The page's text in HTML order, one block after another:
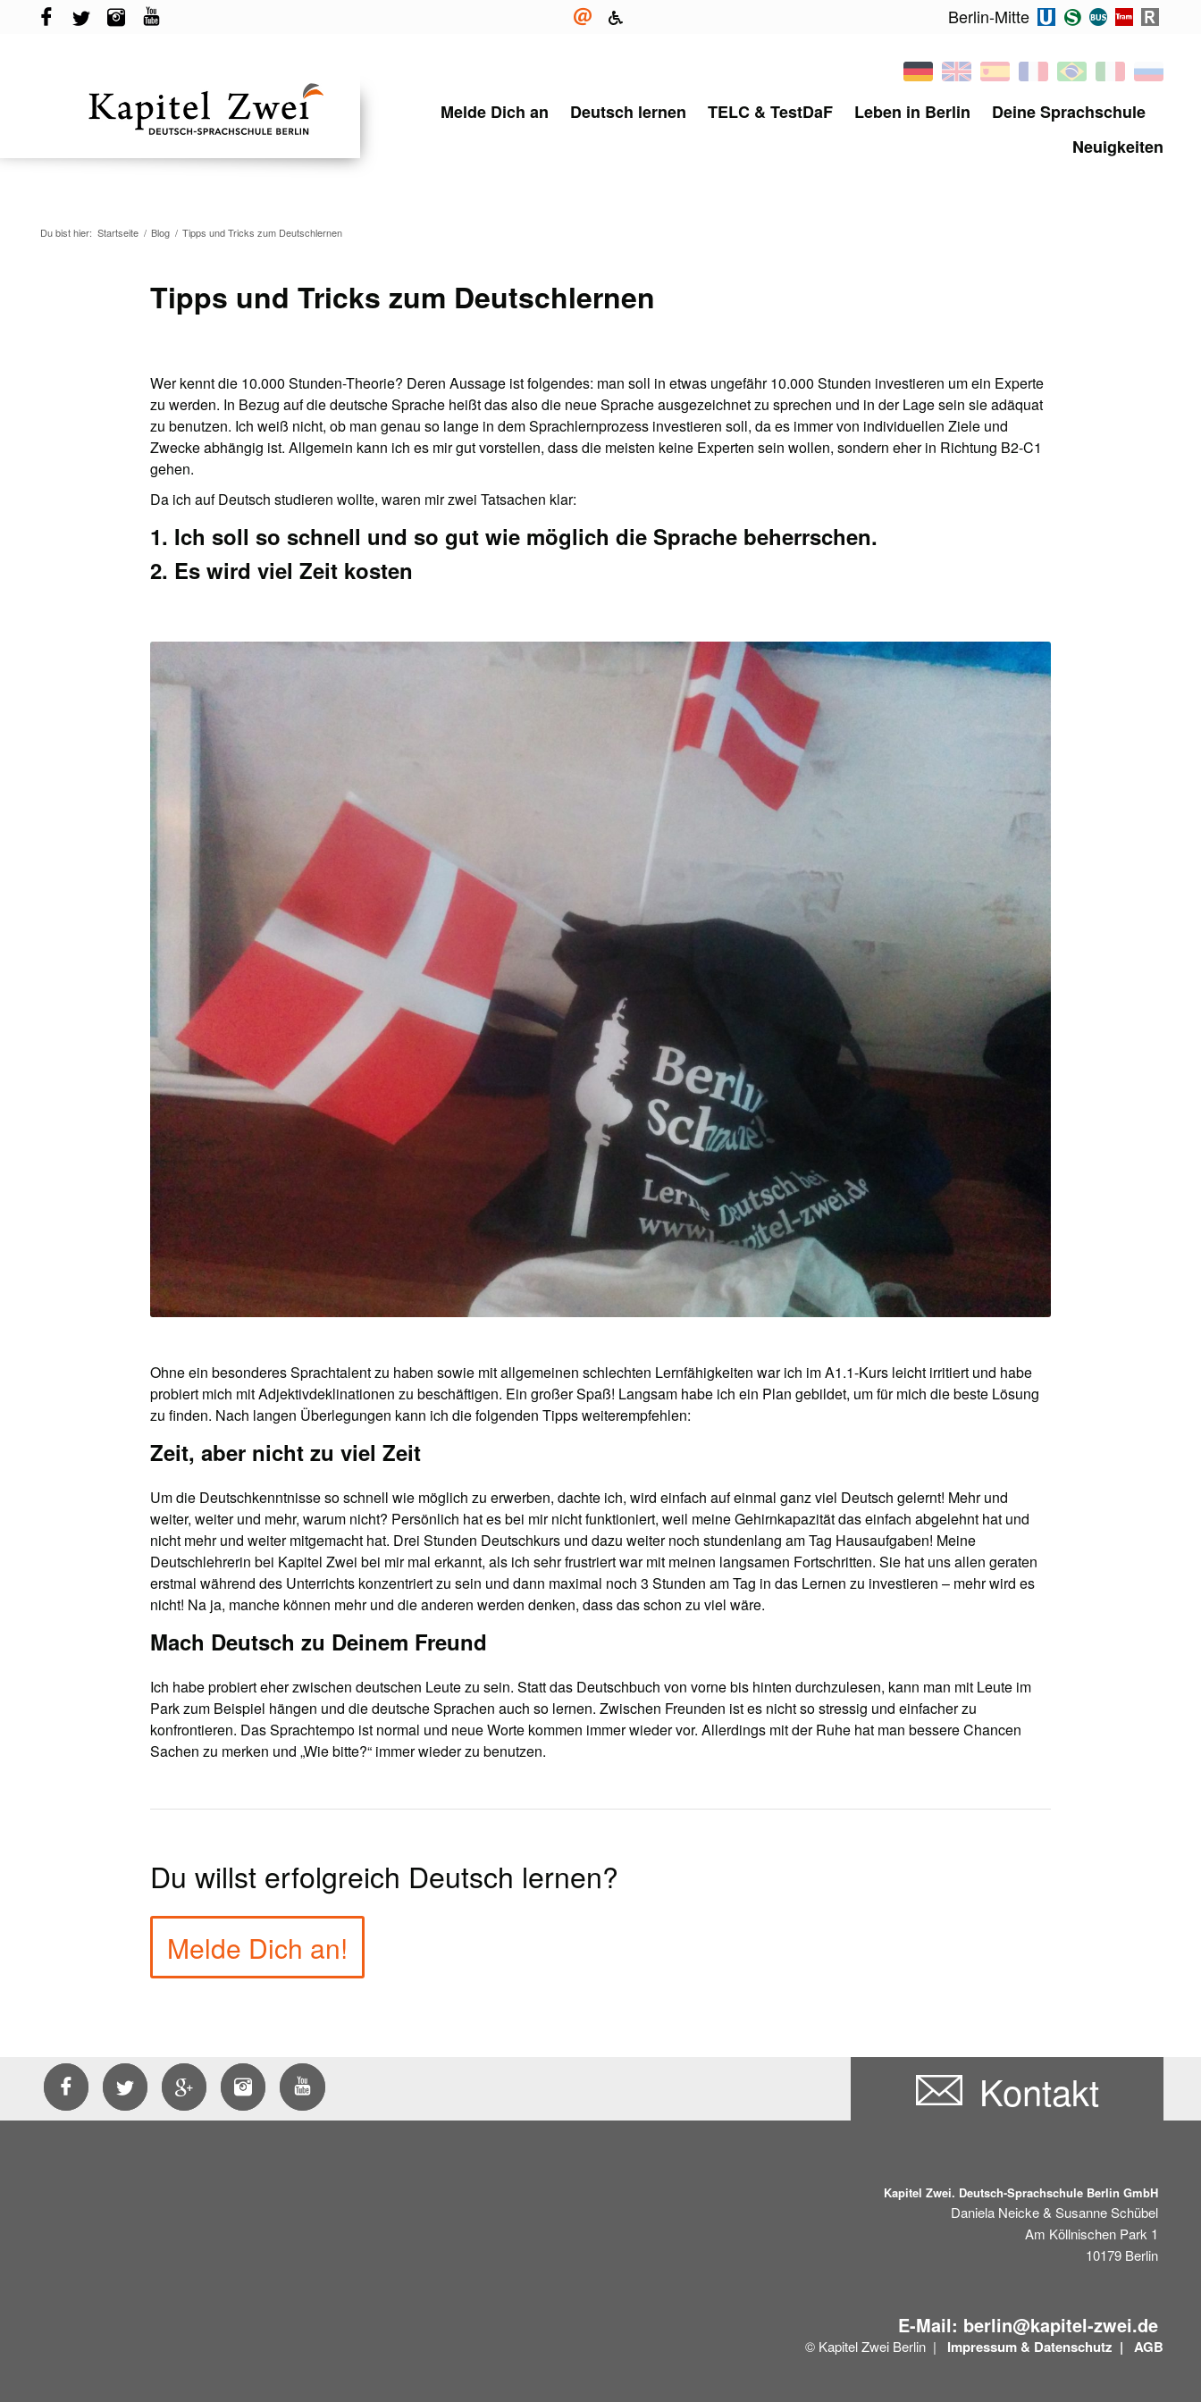
Berlin-Mitte
Melde Dich an Deutsch lernen TELC & TestDaF Leben in Berlin
Deine Sprachschule
Neuigkeiten
Du bist hier: Startseite / Blog / Tipps und Tricks zum Deutschlernen
Tipps und Tricks zum Deutschlernen
Wer kennt die 10.000 Stunden-Theorie? Deren Aussage ist folgendes: man soll in etwas ungefähr 10.000 Stunden investieren um ein Experte
zu werden. In Bezug auf die deutsche Sprache heißt das also die neue Sprache ausgezeichnet zu sprechen und in der Lage sein sie adäquat
zu benutzen. Ich weiß nicht, ob man genau so lange in dem Sprachlernprozess investieren soll, da es immer von individuellen Ziele und
Zwecke abhängig ist. Allgemein kann ich es mir gut vorstellen, dass die meisten keine Experten sein wollen, sondern eher in Richtung B2-C1
gehen.
Da ich auf Deutsch studieren wollte, waren mir zwei Tatsachen klar:
1. Ich soll so schnell und so gut wie möglich die Sprache beherrschen.
2. Es wird viel Zeit kosten
Ohne ein besonderes Sprachtalent zu haben sowie mit allgemeinen schlechten Lernfähigkeiten war ich im A1.1-Kurs leicht irritiert und habe
probiert mich mit Adjektivdeklinationen zu beschäftigen. Ein großer Spaß! Langsam habe ich ein Plan gebildet, um für mich die beste Lösung
zu finden. Nach langen Überlegungen kann ich die folgenden Tipps weiterempfehlen:
Zeit, aber nicht zu viel Zeit
Um die Deutschkenntnisse so schnell wie möglich zu erwerben, dachte ich, wird einfach auf einmal ganz viel Deutsch gelernt! Mehr und
weiter, weiter und mehr, warum nicht? Persönlich hat es bei mir nicht funktioniert, weil meine Gehirnkapazität das einfach abgelehnt hat und
nicht mehr und weiter mitgemacht hat. Drei Stunden Deutschkurs und dazu weiter noch stundenlang am Tag Hausaufgaben! Meine
Deutschlehrerin bei Kapitel Zwei bei mir mal erkannt, als ich sehr frustriert war mit meinen langsamen Fortschritten. Sie hat uns allen geraten
erstmal während des Unterrichts konzentriert zu sein und dann maximal noch 3 Stunden am Tag in das Lernen zu investieren – mehr wird es
nicht! Na ja, manche können mehr und die anderen werden denken, dass das schon zu viel wäre.
Mach Deutsch zu Deinem Freund
Ich habe probiert eher zwischen deutschen Leute zu sein. Statt das Deutschbuch von vorne bis hinten durchzulesen, kann man mit Leute im
Park zum Beispiel hängen und die deutsche Sprachen auch so lernen. Zwischen Freunden ist es nicht so stressig und einfacher zu
konfrontieren. Das Sprachtempo ist normal und neue Worte kommen immer wieder vor. Allerdings mit der Ruhe hat man bessere Chancen
Sachen zu merken und „Wie bitte?“ immer wieder zu benutzen.
Du willst erfolgreich Deutsch lernen?
Melde Dich an!
Kontakt
Kapitel Zwei. Deutsch-Sprachschule Berlin GmbH
Daniela Neicke & Susanne Schübel
Am Köllnischen Park 1
10179 Berlin
E-Mail: berlin@kapitel-zwei.de
© Kapitel Zwei Berlin | Impressum & Datenschutz | AGB